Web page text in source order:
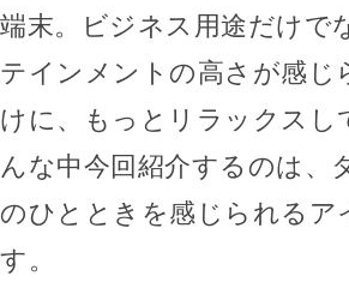
端末。ビジネス用途だけで
テインメントの高さが感じ
けに、もっとリラックス
んな中今回紹介するのは、
のひとときを感じられるア
す。